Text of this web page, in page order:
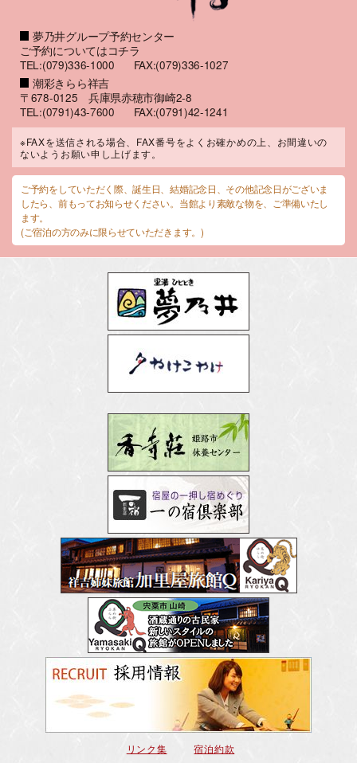
夢乃井グループ予約センター
ご予約についてはコチラ
TEL:(079)336-1000
FAX:(079)336-1027
潮彩きらら祥吉
〒678-0125 兵庫県赤穂市御崎2-8
TEL:(0791)43-7600
FAX:(0791)42-1241
※FAXを送信される場合、FAX番号をよくお確かめの上、お間違いの
ないようお願い申し上げます。
ご予約をしていただく際、誕生日、結婚記念日、その他記念日がございま
したら、前もってお知らせください。当館より素敵な物を、ご準備いたし
ます。
(ご宿泊の方のみに限らせていただきます。)
リンク集 宿泊約款